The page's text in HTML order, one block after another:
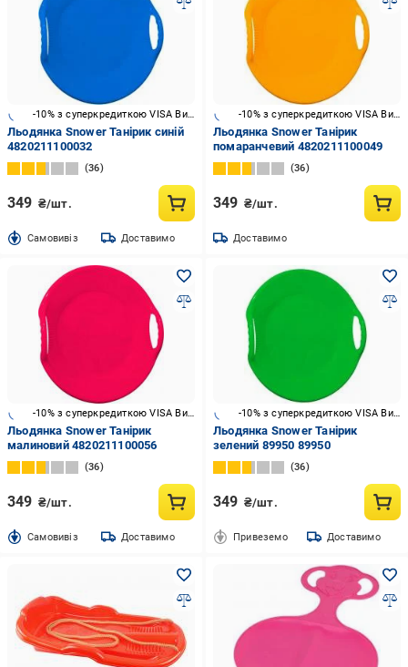
-10% з суперкредиткою VISA Вигода
Льодянка Snower Танірик синій
4820211100032
36
349 ₴/шт.
Cамовивіз Доставимо
-10% з суперкредиткою VISA Вигода
Льодянка Snower Танірик
помаранчевий 4820211100049
36
349 ₴/шт.
Доставимо
-10% з суперкредиткою VISA Вигода
Льодянка Snower Танірик
малиновий 4820211100056
36
349 ₴/шт.
Cамовивіз Доставимо
-10% з суперкредиткою VISA Вигода
Льодянка Snower Танірик
зелений 89950 89950
36
349 ₴/шт.
Привеземо Доставимо